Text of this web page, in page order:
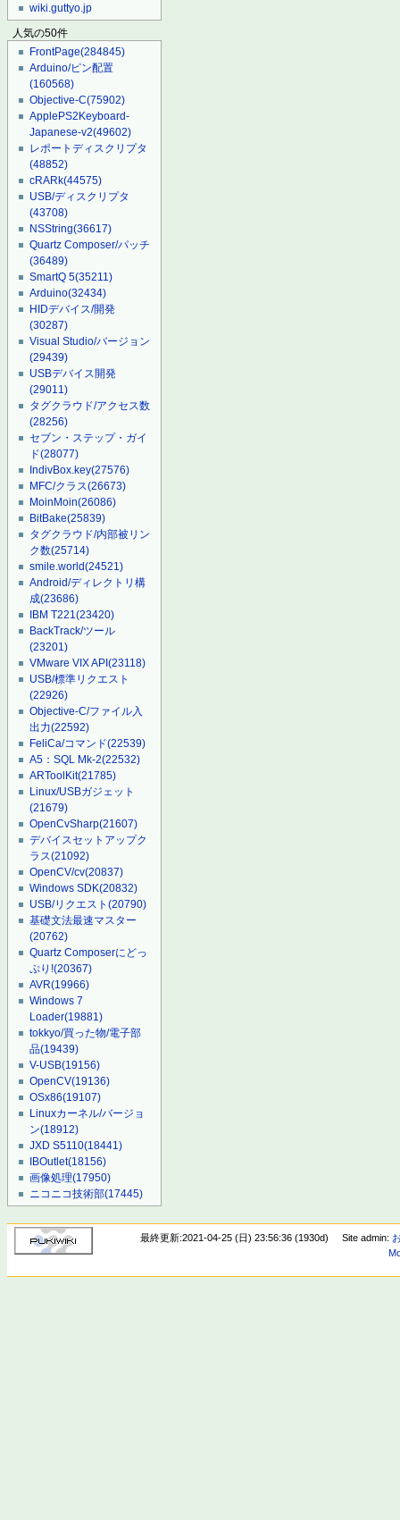
wiki.guttyo.jp
人気の50件
FrontPage(284845)
Arduino/ピン配置
(160568)
Objective-C(75902)
ApplePS2Keyboard-
Japanese-v2(49602)
レポートディスクリプタ
(48852)
cRARk(44575)
USB/ディスクリプタ
(43708)
NSString(36617)
Quartz Composer/パッチ
(36489)
SmartQ 5(35211)
Arduino(32434)
HIDデバイス/開発
(30287)
Visual Studio/バージョン
(29439)
USBデバイス開発
(29011)
タグクラウド/アクセス数
(28256)
セブン・ステップ・ガイ
ド(28077)
IndivBox.key(27576)
MFC/クラス(26673)
MoinMoin(26086)
BitBake(25839)
タグクラウド/内部被リン
ク数(25714)
smile.world(24521)
Android/ディレクトリ構
成(23686)
IBM T221(23420)
BackTrack/ツール
(23201)
VMware VIX API(23118)
USB/標準リクエスト
(22926)
Objective-C/ファイル入
出力(22592)
FeliCa/コマンド(22539)
A5：SQL Mk-2(22532)
ARToolKit(21785)
Linux/USBガジェット
(21679)
OpenCvSharp(21607)
デバイスセットアップク
ラス(21092)
OpenCV/cv(20837)
Windows SDK(20832)
USB/リクエスト(20790)
基礎文法最速マスター
(20762)
Quartz Composerにどっ
ぷり!(20367)
AVR(19966)
Windows 7
Loader(19881)
tokkyo/買った物/電子部
品(19439)
V-USB(19156)
OpenCV(19136)
OSx86(19107)
Linuxカーネル/バージョ
ン(18912)
JXD S5110(18441)
IBOutlet(18156)
画像処理(17950)
ニコニコ技術部(17445)
最終更新:2021-04-25 (日) 23:56:36 (1930d) Site admin: